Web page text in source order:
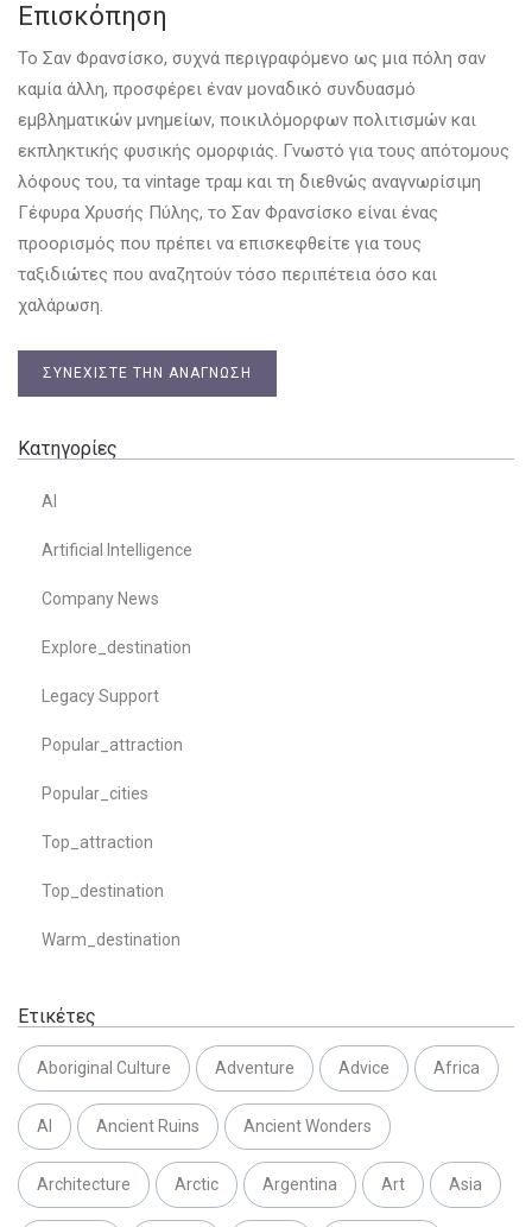
Επισκόπηση
Το Σαν Φρανσίσκο, συχνά περιγραφόμενο ως μια πόλη σαν
καμία άλλη, προσφέρει έναν μοναδικό συνδυασμό
εμβληματικών μνημείων, ποικιλόμορφων πολιτισμών και
εκπληκτικής φυσικής ομορφιάς. Γνωστό για τους απότομους
λόφους του, τα vintage τραμ και τη διεθνώς αναγνωρίσιμη
Γέφυρα Χρυσής Πύλης, το Σαν Φρανσίσκο είναι ένας
προορισμός που πρέπει να επισκεφθείτε για τους
ταξιδιώτες που αναζητούν τόσο περιπέτεια όσο και
χαλάρωση.
ΣΥΝΕΧΊΣΤΕ ΤΗΝ ΑΝΆΓΝΩΣΗ
Κατηγορίες
AI
Artificial Intelligence
Company News
Explore_destination
Legacy Support
Popular_attraction
Popular_cities
Top_attraction
Top_destination
Warm_destination
Ετικέτες
Aboriginal Culture Adventure Advice Africa
AI Ancient Ruins Ancient Wonders
Architecture Arctic Argentina Art Asia